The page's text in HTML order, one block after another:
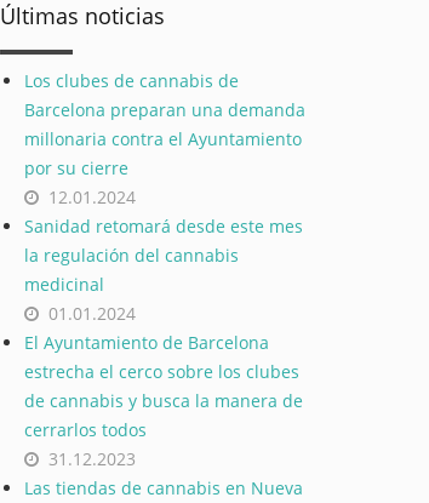
Últimas noticias
Los clubes de cannabis de
Barcelona preparan una demanda
millonaria contra el Ayuntamiento
por su cierre
12.01.2024
Sanidad retomará desde este mes
la regulación del cannabis
medicinal
01.01.2024
El Ayuntamiento de Barcelona
estrecha el cerco sobre los clubes
de cannabis y busca la manera de
cerrarlos todos
31.12.2023
Las tiendas de cannabis en Nueva